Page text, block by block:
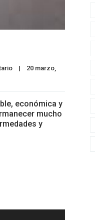
|
20 marzo,
económica y
mucho
y